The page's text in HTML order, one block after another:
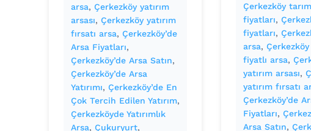
arsa, Çerkezköy yatırım
arsası, Çerkezköy yatırım
fırsatı arsa, Çerkezköy’de
Arsa Fiyatları
Çerkezköy’de Arsa Satın
Çerkezköy’de Arsa
Yatırımı, Çerkezköy’de En
Çok Tercih Edilen Yatırım
Çerkezköyde Yatırımlık
Arsa, Çukuryurt
Çerkezköy
fiyatları,
fiyatları,
arsa,
fiyatlı arsa,
yatırım arsası,
yatırım fırsatı
Çerkezköy’de
Fiyatları,
Arsa Satın,